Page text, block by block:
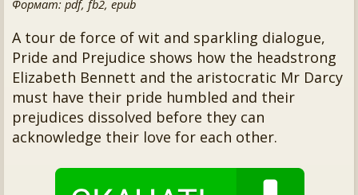
Формат: pdf, fb2, epub
A tour de force of wit and sparkling dialogue,
Pride and Prejudice shows how the headstrong
Elizabeth Bennett and the aristocratic Mr Darcy
must have their pride humbled and their
prejudices dissolved before they can
acknowledge their love for each other.